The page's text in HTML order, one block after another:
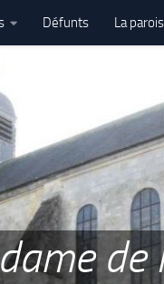
Défunts La
– Ham